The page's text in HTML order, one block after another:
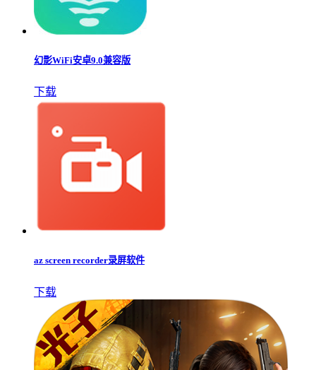
幻影WiFi安卓9.0兼容版
下载
az screen recorder录屏软件
下载